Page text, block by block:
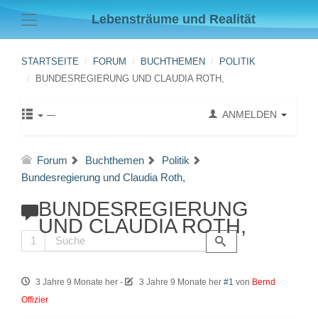
Lebensträume und Realität
STARTSEITE FORUM BUCHTHEMEN
POLITIK
BUNDESREGIERUNG UND CLAUDIA ROTH,
ANMELDEN
Forum Buchthemen
Politik
Bundesregierung und Claudia Roth,
BUNDESREGIERUNG
UND CLAUDIA ROTH,
1
3 Jahre 9 Monate her - 3 Jahre 9 Monate her #1 von Bernd
Offizier